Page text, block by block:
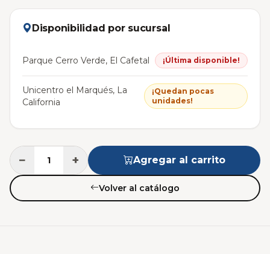
Disponibilidad por sucursal
Parque Cerro Verde, El Cafetal ¡Última disponible!
Unicentro el Marqués, La
California
¡Quedan pocas
unidades!
− + Agregar al carrito
Volver al catálogo